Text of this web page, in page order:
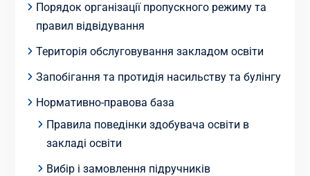
Порядок організації пропускного режиму та
правил відвідування
Територія обслуговування закладом освіти
Запобігання та протидія насильству та булінгу
Нормативно-правова база
Правила поведінки здобувача освіти в
закладі освіти
Вибір і замовлення підручників